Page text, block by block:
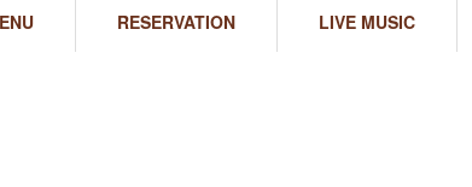
RESERVATION LIVE MUSIC